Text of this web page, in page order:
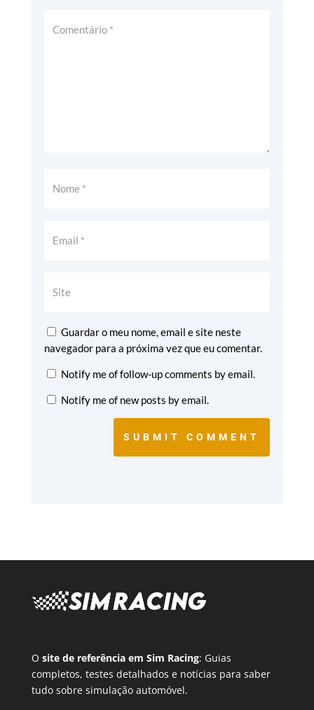
Guardar o meu nome, email e site neste
navegador para a próxima vez que eu comentar.
Notify me of follow-up comments by email.
Notify me of new posts by email.
SUBMIT COMMENT
O site de referência em Sim Racing: Guias
completos, testes detalhados e notícias para saber
tudo sobre simulação automóvel.